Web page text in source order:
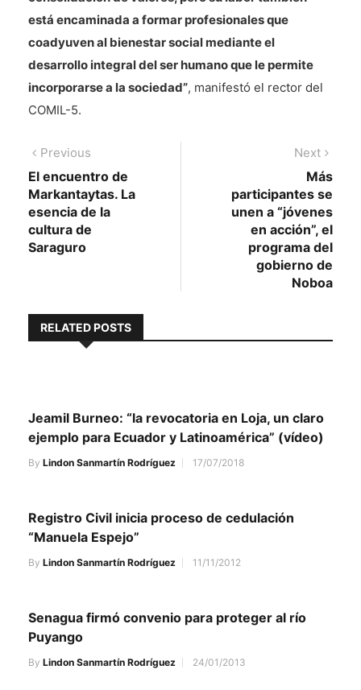
está encaminada a formar profesionales que
coadyuven al bienestar social mediante el
desarrollo integral del ser humano que le permite
incorporarse a la sociedad”, manifestó el rector del
COMIL-5.
Navegación
de
entradas
Previous
post:
El encuentro de
Markantaytas. La
esencia de la
cultura de
Saraguro
Next
post:
Más
participantes se
unen a “jóvenes
en acción”, el
programa del
gobierno de
Noboa
RELATED POSTS
Jeamil Burneo: “la revocatoria en Loja, un claro
ejemplo para Ecuador y Latinoamérica” (vídeo)
By Lindon Sanmartín Rodríguez 17/07/2018
Registro Civil inicia proceso de cedulación
“Manuela Espejo”
By Lindon Sanmartín Rodríguez 11/11/2012
Senagua firmó convenio para proteger al río
Puyango
By Lindon Sanmartín Rodríguez 24/01/2013